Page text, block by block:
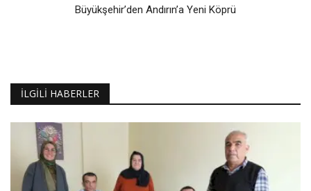
Büyükşehir’den Andırın’a Yeni Köprü
İLGILI HABERLER